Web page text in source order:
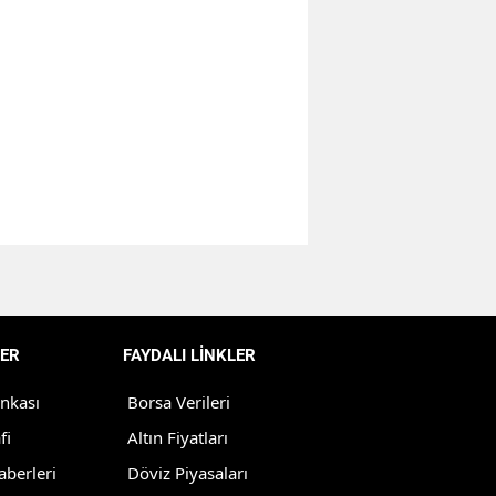
Denizli
Diyarbakır
FAYDALI LİNKLER
Borsa Verileri
Altın Fiyatları
Döviz Piyasaları